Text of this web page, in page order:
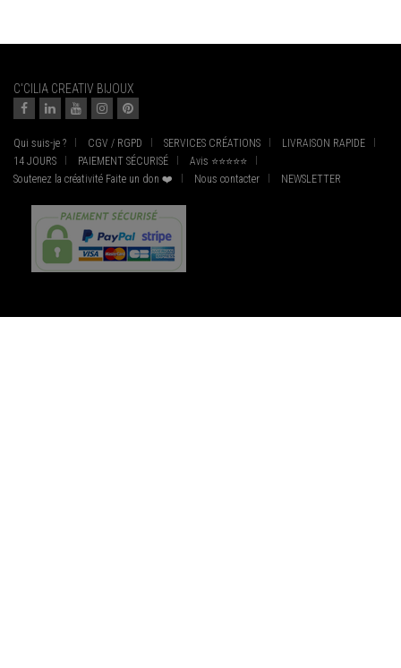
C'CILIA CREATIV BIJOUX
Qui suis-je ? CGV / RGPD SERVICES CRÉATIONS
LIVRAISON RAPIDE
14 JOURS
PAIEMENT SÉCURISÉ
Avis ⭐⭐⭐⭐⭐
Soutenez la créativité Faite un don ❤️
Nous contacter NEWSLETTER